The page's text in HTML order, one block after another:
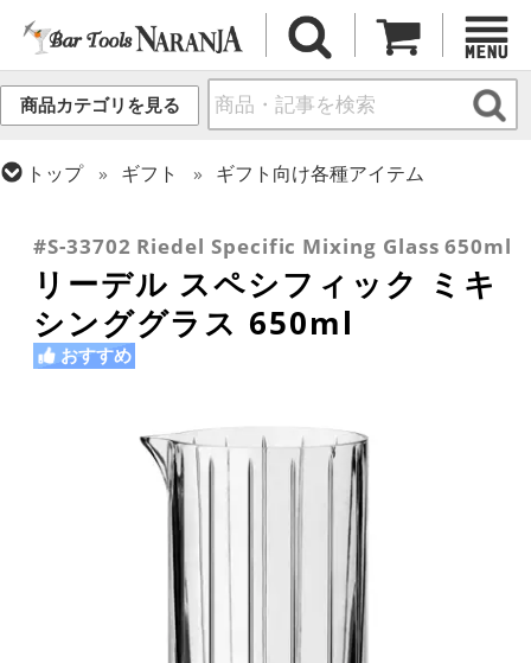
商品カテゴリを見る
トップ ギフト
ギフト向け各種アイテム
#S-33702 Riedel Specific Mixing Glass 650ml
リーデル スペシフィック ミキ
シンググラス 650ml
おすすめ